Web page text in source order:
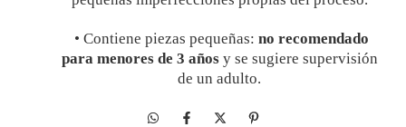
• Contiene piezas pequeñas: no recomendado
para menores de 3 añosy se sugiere supervisión
de un adulto.